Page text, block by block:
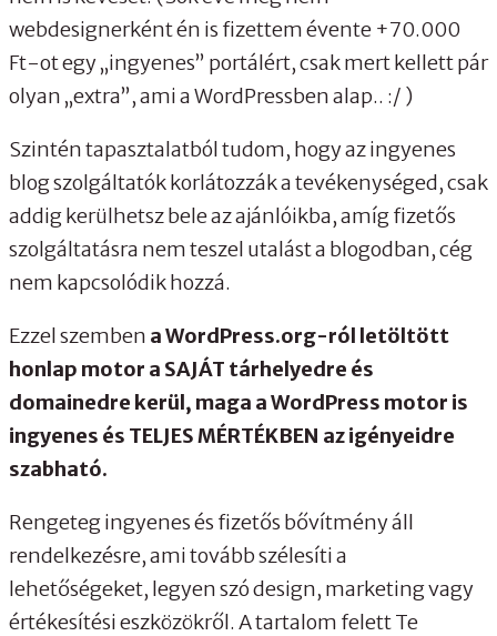
webdesignerként én is fizettem évente +70.000
Ft-ot egy „ingyenes” portálért, csak mert kellett pár
olyan „extra”, ami a WordPressben alap.. :/ )
Szintén tapasztalatból tudom, hogy az ingyenes
blog szolgáltatók korlátozzák a tevékenységed, csak
addig kerülhetsz bele az ajánlóikba, amíg fizetős
szolgáltatásra nem teszel utalást a blogodban, cég
nem kapcsolódik hozzá.
Ezzel szemben a WordPress.org-ról letöltött
honlap motor a SAJÁT tárhelyedre és
domainedre kerül, maga a WordPress motor is
ingyenes és TELJES MÉRTÉKBEN az igényeidre
szabható.
Rengeteg ingyenes és fizetős bővítmény áll
rendelkezésre, ami tovább szélesíti a
lehetőségeket, legyen szó design, marketing vagy
értékesítési eszközökről. A tartalom felett Te